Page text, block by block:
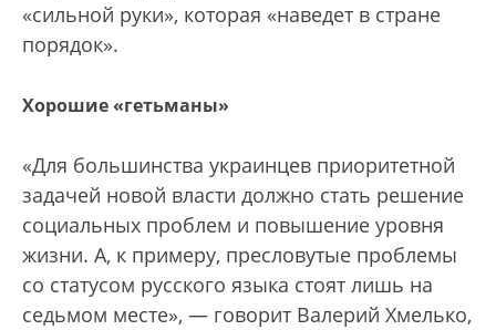
«сильной руки», которая «наведет в стране
порядок».
Хорошие «гетьманы»
«Для большинства украинцев приоритетной
задачей новой власти должно стать решение
социальных проблем и повышение уровня
жизни. А, к примеру, пресловутые проблемы
со статусом русского языка стоят лишь на
седьмом месте», — говорит Валерий Хмелько,